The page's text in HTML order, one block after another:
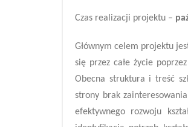
Czas realizacji projektu –
Głównym celem projektu
się przez całe życie
Obecna struktura i treść
strony brak
efektywnego rozwoju